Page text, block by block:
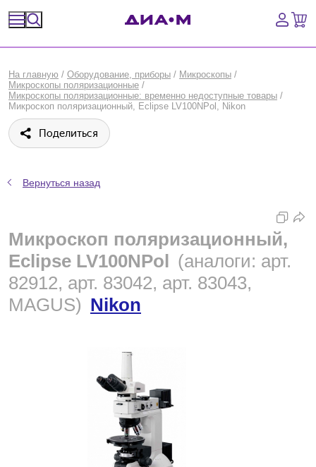
Оборудование, приборы
Расходные материалы, пластик, стекло
Предметный указатель
Войти
Сравнение
На главную / Оборудование, приборы / Микроскопы /
Микроскопы поляризационные /
Микроскопы поляризационные: временно недоступные товары /
Микроскоп поляризационный, Eclipse LV100NPol, Nikon
Поделиться
Вернуться назад
Микроскоп поляризационный,
Eclipse LV100NPol (аналоги: арт.
82912, арт. 83042, арт. 83043,
MAGUS) Nikon